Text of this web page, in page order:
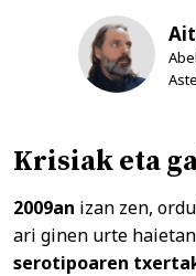
Krisiak eta
2009an izan zen,
ari ginen urte
serotipoaren